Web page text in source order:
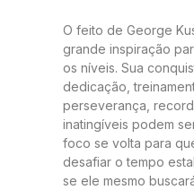
O feito de George
grande inspiração
os níveis. Sua
dedicação,
perseverança,
inatingíveis podem
foco se volta para
desafiar o tempo
se ele mesmo